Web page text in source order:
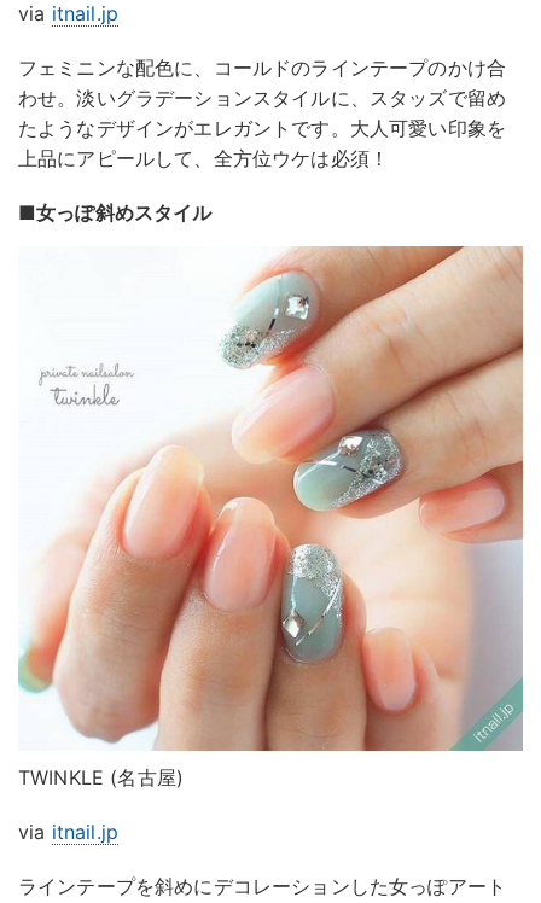
via itnail.jp
フェミニンな配色に、コールドのラインテープのかけ合
わせ。淡いグラデーションスタイルに、スタッズで留め
たようなデザインがエレガントです。大人可愛い印象を
上品にアピールして、全方位ウケは必須！
■女っぽ斜めスタイル
TWINKLE (名古屋)
via itnail.jp
ラインテープを斜めにデコレーションした女っぽアート